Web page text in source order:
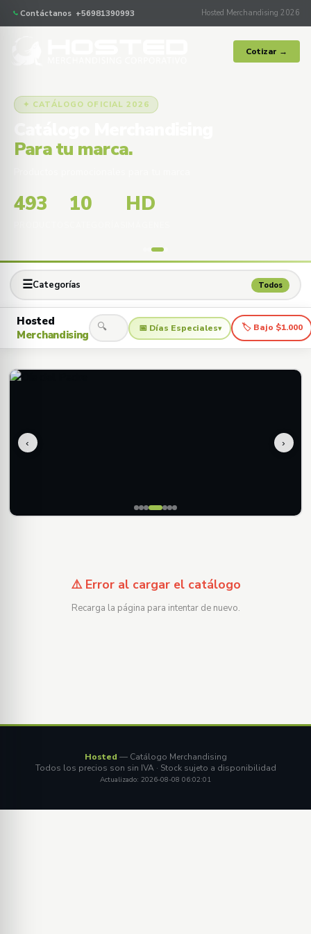
Contáctanos +56981390993 Hosted Merchandising 2026
Cotizar →
✦ CATÁLOGO OFICIAL 2026
Para tu marca.
493 10 HD
☰Categorías Todos
Hosted
Merchandising
🔍 📅 Días Especiales▾ 🏷 Bajo $1.000
‹ ›
⚠️ Error al cargar el catálogo
Recarga la página para intentar de nuevo.
Hosted — Catálogo Merchandising
Todos los precios son sin IVA · Stock sujeto a disponibilidad
Actualizado: 2026-08-08 06:02:01